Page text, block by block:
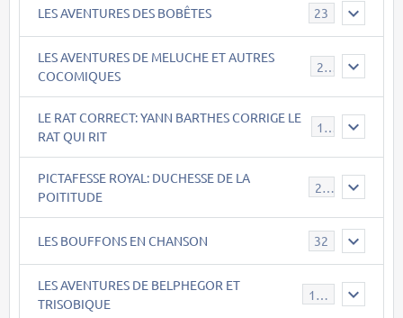
LES AVENTURES DES BOBÊTES 23
LES AVENTURES DE MELUCHE ET AUTRES
COCOMIQUES
22
LE RAT CORRECT: YANN BARTHES CORRIGE LE
RAT QUI RIT
15
PICTAFESSE ROYAL: DUCHESSE DE LA
POITITUDE
23
LES BOUFFONS EN CHANSON 32
LES AVENTURES DE BELPHEGOR ET
TRISOBIQUE
147